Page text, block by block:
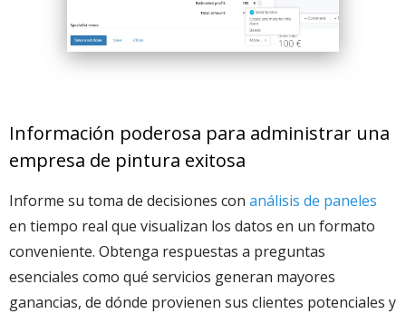
Información poderosa para administrar una
empresa de pintura exitosa
Informe su toma de decisiones con análisis de paneles
en tiempo real que visualizan los datos en un formato
conveniente. Obtenga respuestas a preguntas
esenciales como qué servicios generan mayores
ganancias, de dónde provienen sus clientes potenciales y